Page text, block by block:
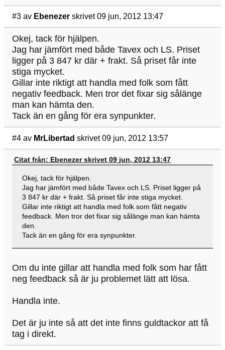
#3 av Ebenezer skrivet 09 jun, 2012 13:47
Okej, tack för hjälpen.
Jag har jämfört med både Tavex och LS. Priset
ligger på 3 847 kr där + frakt. Så priset får inte
stiga mycket.
Gillar inte riktigt att handla med folk som fått
negativ feedback. Men tror det fixar sig sålänge
man kan hämta den.
Tack än en gång för era synpunkter.
#4 av MrLibertad skrivet 09 jun, 2012 13:57
Citat från: Ebenezer skrivet 09 jun, 2012 13:47
Okej, tack för hjälpen.
Jag har jämfört med både Tavex och LS. Priset ligger på
3 847 kr där + frakt. Så priset får inte stiga mycket.
Gillar inte riktigt att handla med folk som fått negativ
feedback. Men tror det fixar sig sålänge man kan hämta
den.
Tack än en gång för era synpunkter.
Om du inte gillar att handla med folk som har fått
neg feedback så är ju problemet lätt att lösa.
Handla inte.
Det är ju inte så att det inte finns guldtackor att få
tag i direkt.